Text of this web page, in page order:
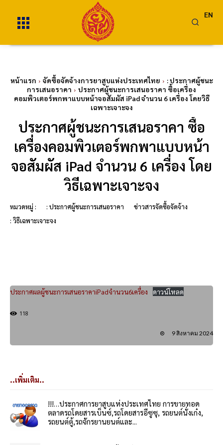
EN
หน้าแรก จัดซื้อจัดจ้างการยาสูบแห่งประเทศไทย
: ประกาศผู้ชนะ
การเสนอราคา
ประกาศผู้ชนะการเสนอราคา ซื้อเครื่อง
คอมพิวเตอร์พกพาแบบหน้าจอสัมผัส iPad จำนวน 6 เครื่อง โดยวิธี
เฉพาะเจาะจง
ประกาศผู้ชนะการเสนอราคา ซื้อ
เครื่องคอมพิวเตอร์พกพาแบบหน้า
จอสัมผัส iPad จำนวน 6 เครื่อง โดย
วิธีเฉพาะเจาะจง
หมวดหมู่ : : ประกาศผู้ชนะการเสนอราคา
ข่าวสารจัดซื้อจัดจ้าง
: วิธีเฉพาะเจาะจง
ประกาศผลผู้ชนะการเสนอราคาiPadจำนวน6เครื่อง ดาวน์โหลด
118
9 สิงหาคม 2024
..เพิ่มเติม..
!!!…ประกาศการยาสูบแห่งประเทศไทย การขายทอด
ตลาดรถโดยสารเบ็นซ์,รถโดยสารอีซูซุ, รถยนต์นั่งเก๋ง,
รถยนต์ตู้,รถจักรยานยนต์และ...